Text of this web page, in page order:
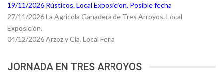
19/11/2026 Rústicos. Local Exposicion. Posible fecha
27/11/2026 La Agricola Ganadera de Tres Arroyos. Local
Exposición.
04/12/2026 Arzoz y Cia. Local Feria
JORNADA EN TRES ARROYOS